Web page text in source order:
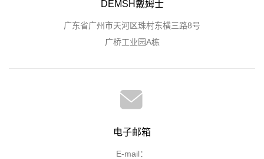
DEMSH戴姆士
广东省广州市天河区珠村东横三路8号
广桥工业园A栋
电子邮箱
E-mail：